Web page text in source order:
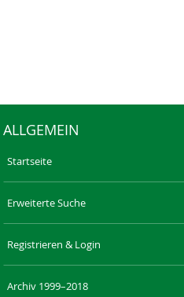
ALLGEMEIN
Startseite
Erweiterte Suche
Registrieren & Login
Archiv 1999–2018